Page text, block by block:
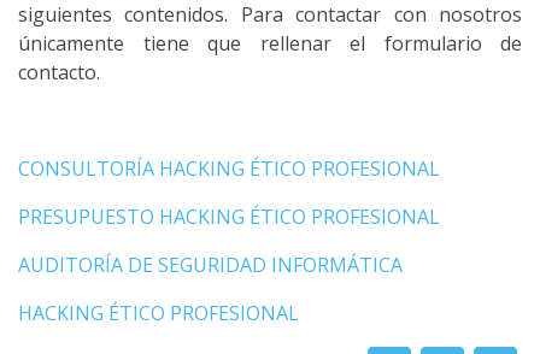
siguientes contenidos. Para contactar con nosotros
únicamente tiene que rellenar el formulario de
contacto.
CONSULTORÍA HACKING ÉTICO PROFESIONAL
PRESUPUESTO HACKING ÉTICO PROFESIONAL
AUDITORÍA DE SEGURIDAD INFORMÁTICA
HACKING ÉTICO PROFESIONAL